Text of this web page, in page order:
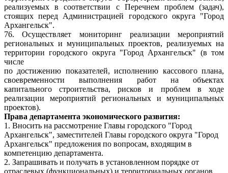
реализуемых в соответствии с Перечнем проблем (задач),
стоящих перед Администрацией городского округа "Город
Архангельск".
76. Осуществляет мониторинг реализации мероприятий
региональных и муниципальных проектов, реализуемых на
территории городского округа "Город Архангельск" (в том
числе
по достижению показателей, исполнению кассового плана,
своевременности выполнения работ на объектах
капитального строительства, рисков и проблем в ходе
реализации мероприятий региональных и муниципальных
проектов).
Права департамента экономического развития:
1. Вносить на рассмотрение Главы городского "Город
Архангельск", заместителей Главы городского округа "Город
Архангельск" предложения по вопросам, входящим в
компетенцию департамента.
2. Запрашивать и получать в установленном порядке от
отраслевых (функциональных) и территориальных органов